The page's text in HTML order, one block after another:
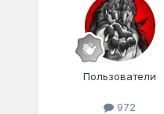
Пользователи
972